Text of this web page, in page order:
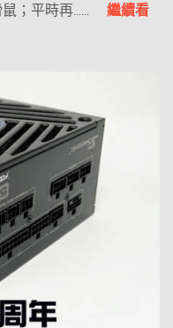
；平時再...... 繼續看